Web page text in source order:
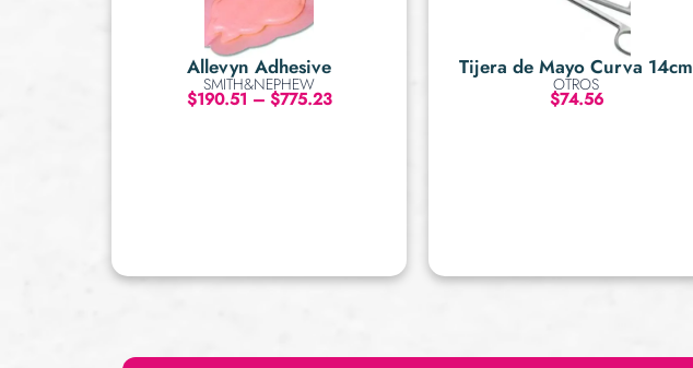
Allevyn Adhesive
SMITH&NEPHEW
$190.51– $775.23
Tijera de Mayo Curva 14cm
OTROS
$74.56